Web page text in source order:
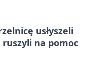
usłyszeli
na pomoc